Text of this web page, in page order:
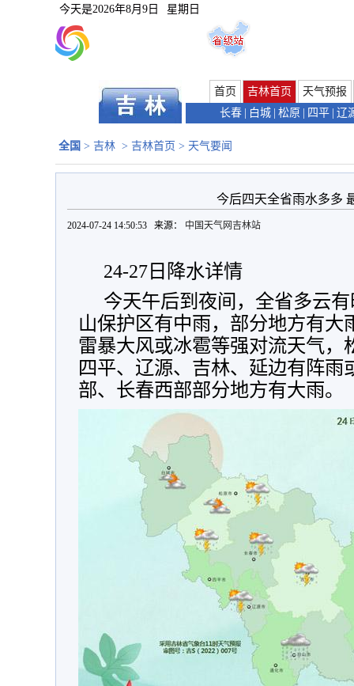
今天是2026年8月9日 星期日
首页 吉林首页
天气预报
长春
白城 松原 四平 辽
全国 > 吉林 > 吉林首页 > 天气要闻
今后四天全省雨水多多
2024-07-24 14:50:53 来源： 中国天气网吉林站
24-27日降水详情
今天午后到夜间，全省多云
山保护区有中雨，部分地方有大
雷暴大风或冰雹等强对流天气，
四平、辽源、吉林、延边有阵雨
部、长春西部部分地方有大雨。